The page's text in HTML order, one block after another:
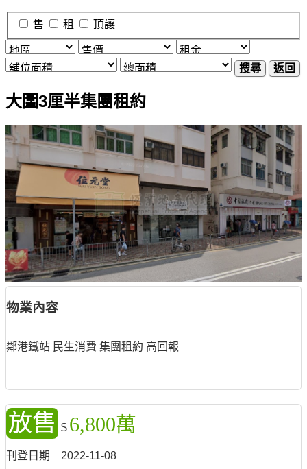
售 租 頂讓
搜尋 返回
大圍3厘半集團租約
物業內容
鄰港鐵站 民生消費 集團租約 高回報
放售 $ 6,800萬
刊登日期
2022-11-08